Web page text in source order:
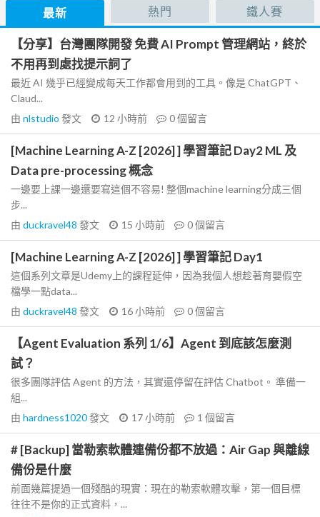
最新 熱門 鐵人賽
【分享】台灣團隊開發 免費 AI Prompt 管理網站，終於
不用再到處找提示詞了
最近 AI 幾乎已經變成每天工作都會用到的工具。像是 ChatGPT、
Claud...
由 nlstudio 發文 12 小時前 0個留言
[Machine Learning A-Z [2026] ] 學習筆記 Day2 ML 及
Data pre-processing 概念
一邊要上課一邊還要寫這個不容易! 整個machine learning分成三個
步...
由 duckravel48 發文 15 小時前 0個留言
[Machine Learning A-Z [2026] ] 學習筆記 Day1
這個系列文章是Udemy上的課程延伸，因為我個人想趁著育嬰假空
檔學一點data...
由 duckravel48 發文 16 小時前 0個留言
【Agent Evaluation 系列 1/6】Agent 到底該怎麼測
試？
很多團隊評估 Agent 的方法，其實還停留在評估 Chatbot。 準備一
組...
由 hardness1020發文 17 小時前 1 個留言
# [Backup] 當勒索軟體連備份都不放過：Air Gap 與離線
備份是什麼
前面幾篇提過一個殘酷的現實：現在的勒索軟體攻擊，第一個目標
往往不是你的正式資料，...